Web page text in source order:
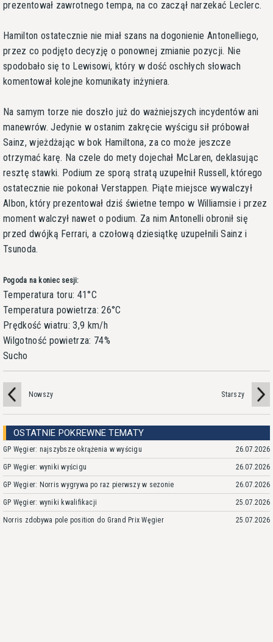
prezentował zawrotnego tempa, na co zaczął narzekać Leclerc.
Hamilton ostatecznie nie miał szans na dogonienie Antonelliego,
przez co podjęto decyzję o ponownej zmianie pozycji. Nie
spodobało się to Lewisowi, który w dość oschłych słowach
komentował kolejne komunikaty inżyniera.
Na samym torze nie doszło już do ważniejszych incydentów ani
manewrów. Jedynie w ostanim zakręcie wyścigu sił próbował
Sainz, wjeżdżając w bok Hamiltona, za co może jeszcze
otrzymać karę. Na czele do mety dojechał McLaren, deklasując
resztę stawki. Podium ze sporą stratą uzupełnił Russell, którego
ostatecznie nie pokonał Verstappen. Piąte miejsce wywalczył
Albon, który prezentował dziś świetne tempo w Williamsie i przez
moment walczył nawet o podium. Za nim Antonelli obronił się
przed dwójką Ferrari, a czołową dziesiątkę uzupełnili Sainz i
Tsunoda.
Pogoda na koniec sesji:
Temperatura toru: 41°C
Temperatura powietrza: 26°C
Prędkość wiatru: 3,9 km/h
Wilgotność powietrza: 74%
Sucho
Nowszy Starszy
OSTATNIE POKREWNE TEMATY
GP Węgier: najszybsze okrążenia w wyścigu 26.07.2026
GP Węgier: wyniki wyścigu 26.07.2026
GP Węgier: Norris wygrywa po raz pierwszy w sezonie 26.07.2026
GP Węgier: wyniki kwalifikacji 25.07.2026
Norris zdobywa pole position do Grand Prix Węgier 25.07.2026